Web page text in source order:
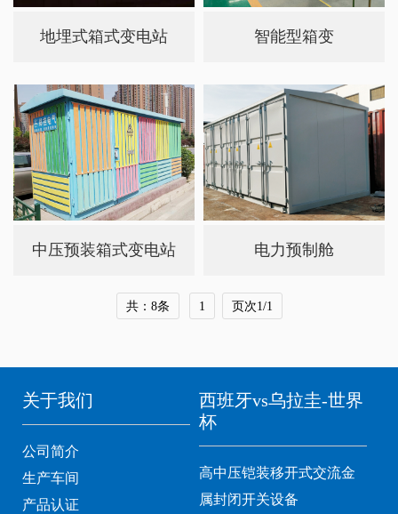
地埋式箱式变电站 智能型箱变
中压预装箱式变电站 电力预制舱
共：8条 1 页次1/1
关于我们
公司简介
生产车间
产品认证
西班牙vs乌拉圭-世界
杯
高中压铠装移开式交流金
属封闭开关设备